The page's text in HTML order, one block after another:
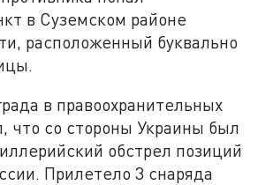
в Суземском районе
расположенный буквально
в правоохранительных
что со стороны Украины был
обстрел позиций
Прилетело 3 снаряда